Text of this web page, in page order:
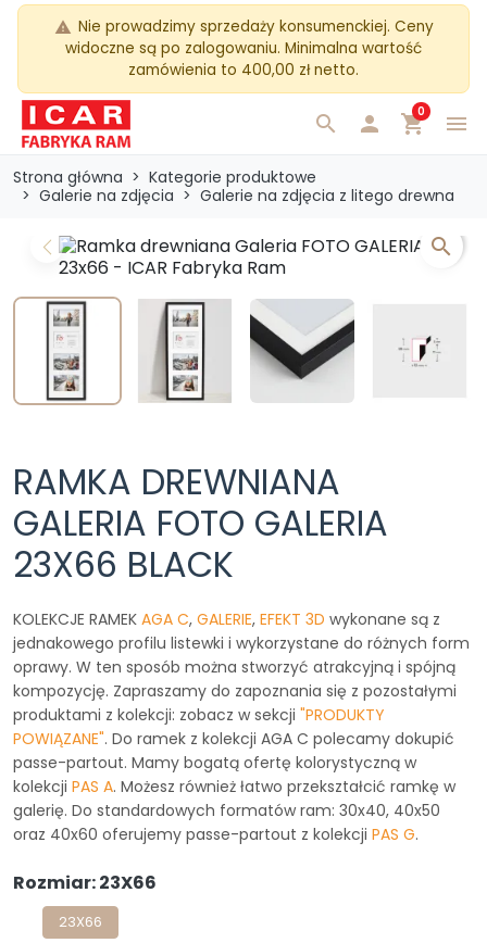
warning Nie prowadzimy sprzedaży konsumenckiej. Ceny
widoczne są po zalogowaniu. Minimalna wartość
zamówienia to 400,00 zł netto.
menu
search  shopping_cart
0
Strona główna
Kategorie produktowe
Galerie na zdjęcia
Galerie na zdjęcia z litego drewna
Previous Next
search
RAMKA DREWNIANA
GALERIA FOTO GALERIA
23X66 BLACK
KOLEKCJE RAMEK AGA C, GALERIE, EFEKT 3D wykonane są z
jednakowego profilu listewki i wykorzystane do różnych form
oprawy. W ten sposób można stworzyć atrakcyjną i spójną
kompozycję. Zapraszamy do zapoznania się z pozostałymi
produktami z kolekcji: zobacz w sekcji "PRODUKTY
POWIĄZANE". Do ramek z kolekcji AGA C polecamy dokupić
passe-partout. Mamy bogatą ofertę kolorystyczną w
kolekcji PAS A. Możesz również łatwo przekształcić ramkę w
galerię. Do standardowych formatów ram: 30x40, 40x50
oraz 40x60 oferujemy passe-partout z kolekcji PAS G.
Rozmiar: 23X66
23X66